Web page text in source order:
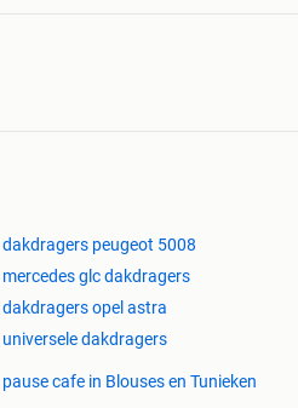
dakdragers peugeot 5008
mercedes glc dakdragers
dakdragers opel astra
universele dakdragers
pause cafe in Blouses en Tunieken